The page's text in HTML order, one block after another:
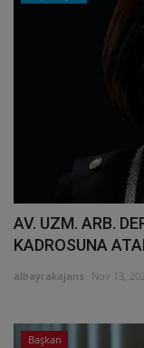
AV. UZM. ARB.
KADROSUNA
albayrakajans Nov 13,
Başkan